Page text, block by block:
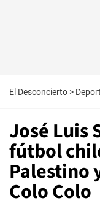
El Desconcierto >
José Luis
fútbol
Palestino
Colo Colo